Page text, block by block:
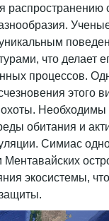
распространению
что делает
процессов.
этого
охоты.
обитания и
Симиас
Ментавайских
экосистемы,